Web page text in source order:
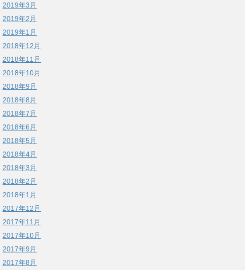
2019年3月
2019年2月
2019年1月
2018年12月
2018年11月
2018年10月
2018年9月
2018年8月
2018年7月
2018年6月
2018年5月
2018年4月
2018年3月
2018年2月
2018年1月
2017年12月
2017年11月
2017年10月
2017年9月
2017年8月